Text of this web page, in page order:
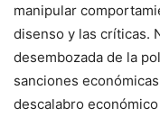
manipular
disenso y las críticas.
desembozada de la
sanciones
descalabro